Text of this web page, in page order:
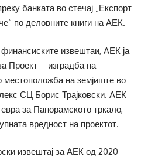
банката во стечај „Експорт
по деловните книги на АЕК.
извештаи, АЕК ја
Проект – изградба на
местоположба на земјиште во
СЦ Борис Трајковски. АЕК
за Панорамското тркало,
вредност на проектот.
извештај за АЕК од 2020